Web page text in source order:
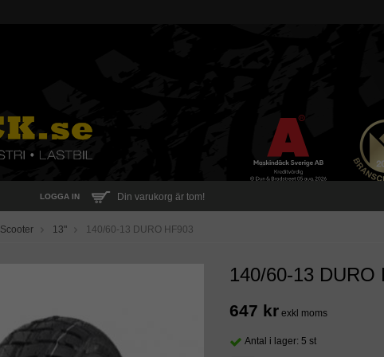
LOGGA IN Din varukorg är tom!
Scooter 13" 140/60-13 DURO HF903
140/60-13 DURO
647 kr exkl moms
Antal i lager: 5 st